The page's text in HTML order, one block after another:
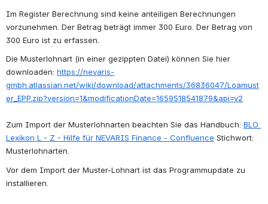
Im Register Berechnung sind keine anteiligen Berechnungen
vorzunehmen. Der Betrag beträgt immer 300 Euro. Der Betrag von
300 Euro ist zu erfassen.
Die Musterlohnart (in einer gezippten Datei) können Sie hier
downloaden: https://nevaris-
gmbh.atlassian.net/wiki/download/attachments/36836047/Loamust
er_EPP.zip?version=1&modificationDate=1659518541879&api=v2
Zum Import der Musterlohnarten beachten Sie das Handbuch: BLO
Lexikon L - Z - Hilfe für NEVARIS Finance - Confluence Stichwort:
Musterlohnarten.
Vor dem Import der Muster-Lohnart ist das Programmupdate zu
installieren.